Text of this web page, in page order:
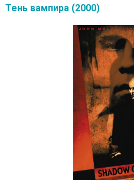
Тень вампира (2000)